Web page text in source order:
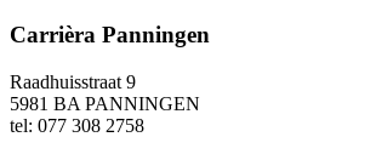
Carrièra Panningen
Raadhuisstraat 9
5981 BA PANNINGEN
tel: 077 308 2758